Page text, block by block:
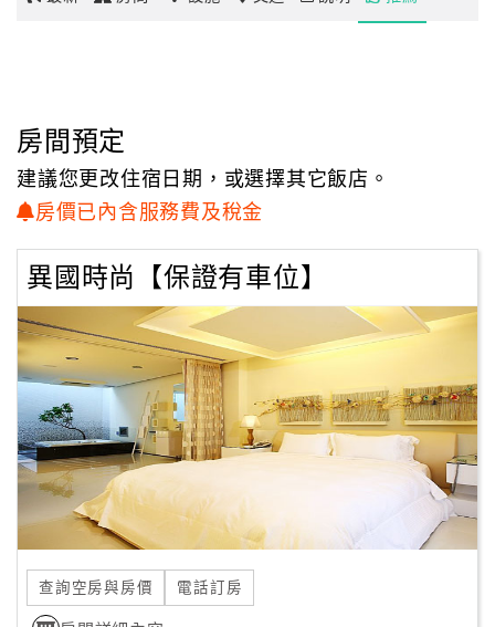
地
圖
顧
務
顧
滿
意
度
訂
單
管
房間預定
建議您更改住宿日期，或選擇其它飯店。
房價已內含服務費及稅金
異國時尚【保證有車位】
查詢空房與房價 電話訂房